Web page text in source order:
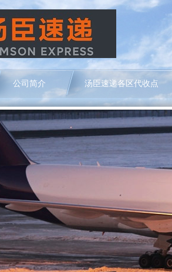
公司简介 汤臣速递各区代收点